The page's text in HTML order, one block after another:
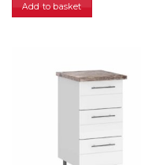
Add to basket